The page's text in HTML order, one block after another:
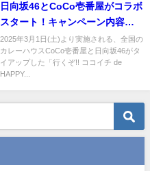
日向坂46とCoCo壱番屋がコラボ
スタート！キャンペーン内容や
CMなどを調べてみた。
2025年3月1日(土)より実施される、全国の
カレーハウスCoCo壱番屋と日向坂46がタ
イアップした「行くぞ!! ココイチ de
HAPPY...